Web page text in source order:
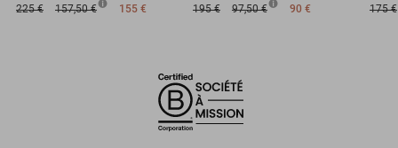
225 €
157,50 € 155 €
195 €
97,50 € 90 €
175 €